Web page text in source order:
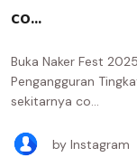
co...
Buka Naker Fest
Pengangguran
sekitarnya co...
by Instagram